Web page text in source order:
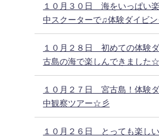
１０月３０日 海をいっぱい
中スクーターで♫体験ダイビ
１０月２８日 初めての体験
古島の海で楽しんできました
１０月２７日 宮古島！体験
中観察ツアー☆彡
１０月２６日 とっても楽し